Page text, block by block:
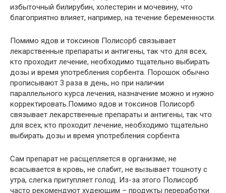
избыточный билирубин, холестерин и мочевину, что
благоприятно влияет, например, на течение беременности.
Помимо ядов и токсинов Полисорб связывает
лекарственные препараты и антигены, так что для всех,
кто проходит лечение, необходимо тщательно выбирать
дозы и время употребления сорбента. Порошок обычно
прописывают 3 раза в день, но при наличии
параллельного курса лечения, назначение можно и нужно
корректировать.Помимо ядов и токсинов Полисорб
связывает лекарственные препараты и антигены, так что
для всех, кто проходит лечение, необходимо тщательно
выбирать дозы и время употребления сорбента
Сам препарат не расщепляется в организме, не
всасывается в кровь, не слабит, не вызывает тошноту с
утра, слегка притупляет голод. Из-за этого Полисорб
часто рекомендуют худеющим – продукты переработки